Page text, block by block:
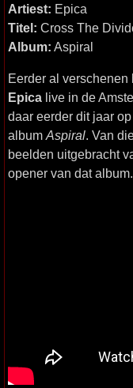
Artiest: Epica
Titel: Cross The
Album: Aspiral
Eerder al verschenen
Epica live in de
daar eerder dit jaar
album Aspiral . Van
beelden uitgebracht
opener van dat album.